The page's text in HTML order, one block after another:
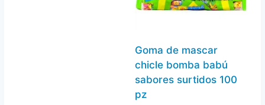
Goma de mascar
chicle bomba babú
sabores surtidos 100
pz